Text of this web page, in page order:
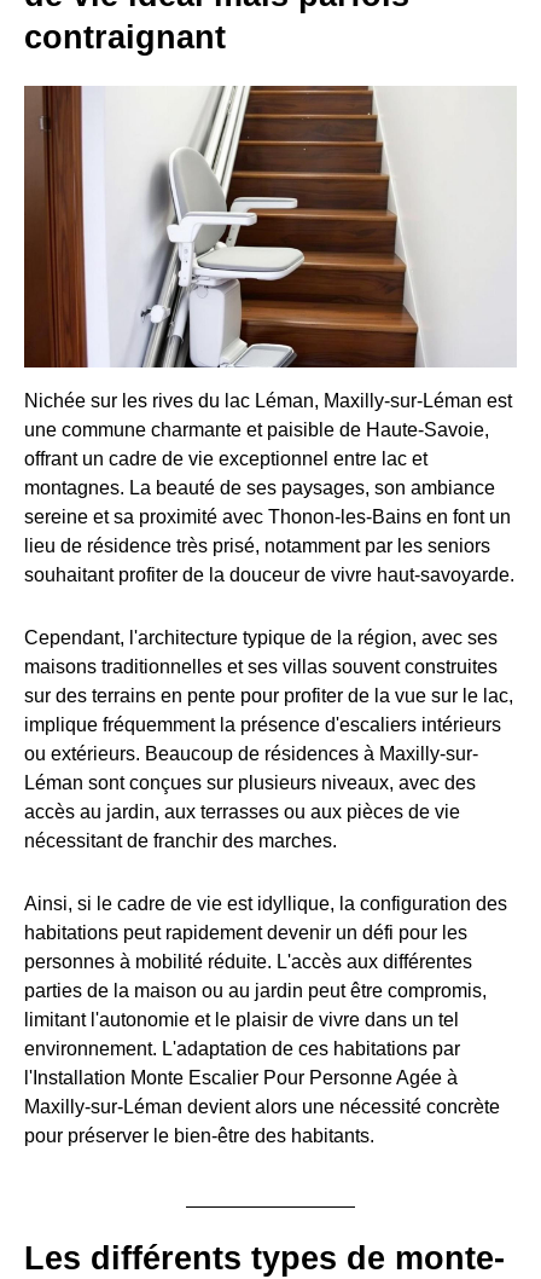
contraignant
Nichée sur les rives du lac Léman, Maxilly-sur-Léman est
une commune charmante et paisible de Haute-Savoie,
offrant un cadre de vie exceptionnel entre lac et
montagnes. La beauté de ses paysages, son ambiance
sereine et sa proximité avec Thonon-les-Bains en font un
lieu de résidence très prisé, notamment par les seniors
souhaitant profiter de la douceur de vivre haut-savoyarde.
Cependant, l'architecture typique de la région, avec ses
maisons traditionnelles et ses villas souvent construites
sur des terrains en pente pour profiter de la vue sur le lac,
implique fréquemment la présence d'escaliers intérieurs
ou extérieurs. Beaucoup de résidences à Maxilly-sur-
Léman sont conçues sur plusieurs niveaux, avec des
accès au jardin, aux terrasses ou aux pièces de vie
nécessitant de franchir des marches.
Ainsi, si le cadre de vie est idyllique, la configuration des
habitations peut rapidement devenir un défi pour les
personnes à mobilité réduite. L'accès aux différentes
parties de la maison ou au jardin peut être compromis,
limitant l'autonomie et le plaisir de vivre dans un tel
environnement. L'adaptation de ces habitations par
l'Installation Monte Escalier Pour Personne Agée à
Maxilly-sur-Léman devient alors une nécessité concrète
pour préserver le bien-être des habitants.
Les différents types de monte-